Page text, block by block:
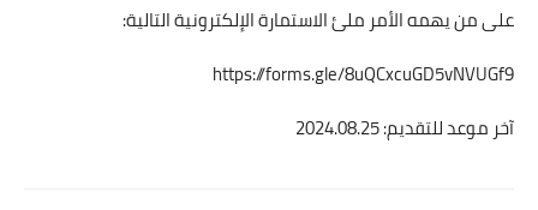
على من يهمه الأمر ملئ الاستمارة الإلكترونية التالية:
https://forms.gle/8uQCxcuGD5vNVUGf9
آخر موعد للتقديم: 2024.08.25